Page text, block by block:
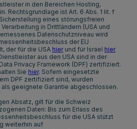
in den Bereichen Hosting,
Rechtsgrundlage ist Art. 6 Abs. 1 lit. f
eines störungsfreien
in Drittländern (USA und
Datenschutzniveau wird
der EU
der für die USA hierund für Israel hier
aus den USA sind in der
Privacy Framework (DPF) zertifiziert.
Sie hier. Sofern eingesetzte
DPF zertifiziert sind, wurden
geeignete Garantie abgeschlossen.
Absatz, gilt für die Schweiz
Daten: Bis zum Erlass des
für die USA stützt
weiterhin auf